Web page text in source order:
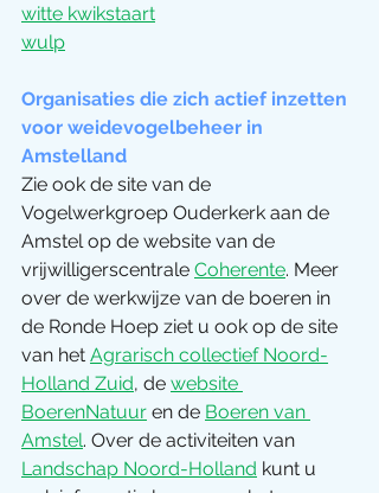
witte kwikstaart
wulp
Organisaties die zich actief inzetten
voor weidevogelbeheer in
Amstelland
Zie ook de site van de
Vogelwerkgroep Ouderkerk aan de
Amstel op de website van de
vrijwilligerscentrale Coherente. Meer
over de werkwijze van de boeren in
de Ronde Hoep ziet u ook op de site
van het Agrarisch collectief Noord-
Holland Zuid, de website
BoerenNatuur en de Boeren van
Amstel. Over de activiteiten van
Landschap Noord-Holland kunt u